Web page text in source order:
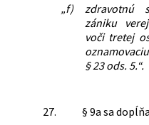
„f)
zdravotnú
zániku
voči tretej
§ 23 ods. 5.“.
27. § 9a sa